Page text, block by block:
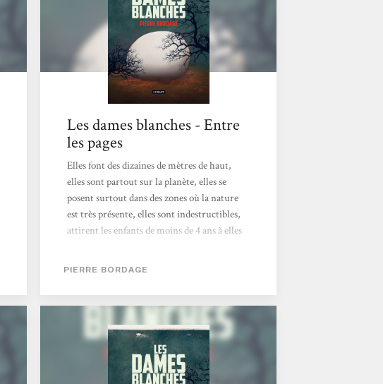
l'impression que Bordage soit moralisateur.
Mon seul bémol serait sur la...
Les dames blanches - Entre
les pages
Elles font des dizaines de mètres de haut,
elles sont partout sur la planète, elles se
posent surtout dans des zones où la nature
est très présente, elles sont indestructibles,
attirent les enfants de moins de 4 ans à elles
elles ? Pourquoi les jeunes enfants sont-ils
leurs seules cibles ? Que veulent-elles aux
hommes ? Sont-elles vraiment une menace ?
Lorsque la première bulle arrive
sur Terre, Léo s’enfuit vers elle et s’évanouit
à l’intérieur. Elodie,...
PIERRE BORDAGE